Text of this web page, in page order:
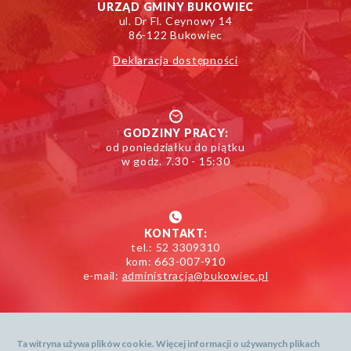
URZĄD GMINY BUKOWIEC
ul. Dr Fl. Ceynowy 14
86-122 Bukowiec
Deklaracja dostępności
GODZINY PRACY:
od poniedziałku do piątku
w godz. 7.30 - 15:30
KONTAKT:
tel.: 52 3309310
kom: 663-007-910
e-mail: administracja@bukowiec.pl
Ta witryna używa plików cookie. Więcej informacji o używanych plikach